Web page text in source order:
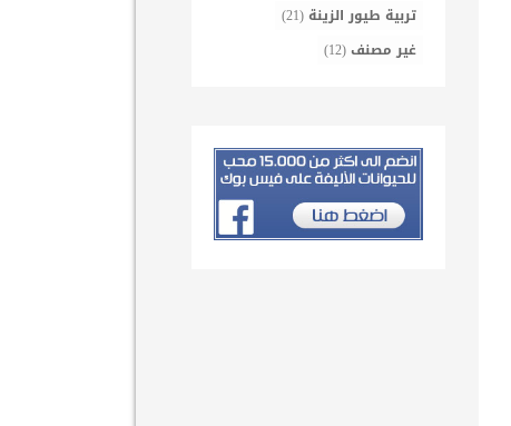
تربية طيور الزينة (21)
غير مصنف(12)